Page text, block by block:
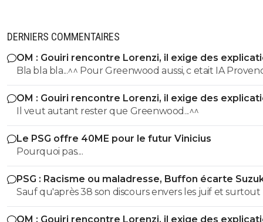
DERNIERS COMMENTAIRES
OM : Gouiri rencontre Lorenzi, il exige des
Bla bla bla...^^ Pour Greenwood aussi, c etait IA Provence,
jusqu a ce qu'il pose avec le maillot de Fenerbahce !!!
OM : Gouiri rencontre Lorenzi, il exige des
Il veut autant rester que Greenwood...^^
Le PSG offre 40ME pour le futur Vinicius
Pourquoi pas....
PSG : Racisme ou maladresse, Buffon écarte
Sauf qu'après 38 son discours envers les juif et surtout
nouvelles loies antisémites quil avait pondu étaient
OM : Gouiri rencontre Lorenzi, il exige des